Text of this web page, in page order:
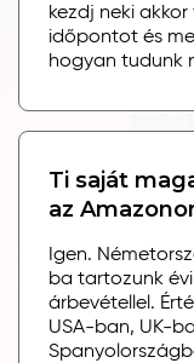
kezdj neki
időpontot és
hogyan tudunk
Ti saját
az
Igen.
ba tartozunk
árbevétellel.
USA-ban, UK-